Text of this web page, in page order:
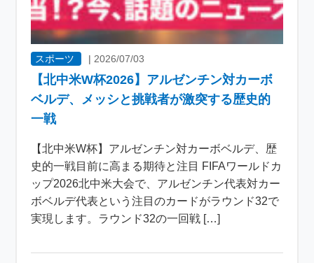
スポーツ | 2026/07/03
【北中米W杯2026】アルゼンチン対カーボ
ベルデ、メッシと挑戦者が激突する歴史的
一戦
【北中米W杯】アルゼンチン対カーボベルデ、歴
史的一戦目前に高まる期待と注目 FIFAワールドカ
ップ2026北中米大会で、アルゼンチン代表対カー
ボベルデ代表という注目のカードがラウンド32で
実現します。ラウンド32の一回戦 […]